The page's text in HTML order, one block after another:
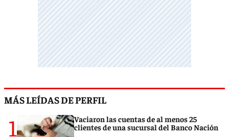
MÁS LEÍDAS DE PERFIL
1
Vaciaron las cuentas de al menos 25
clientes de una sucursal del Banco Nación